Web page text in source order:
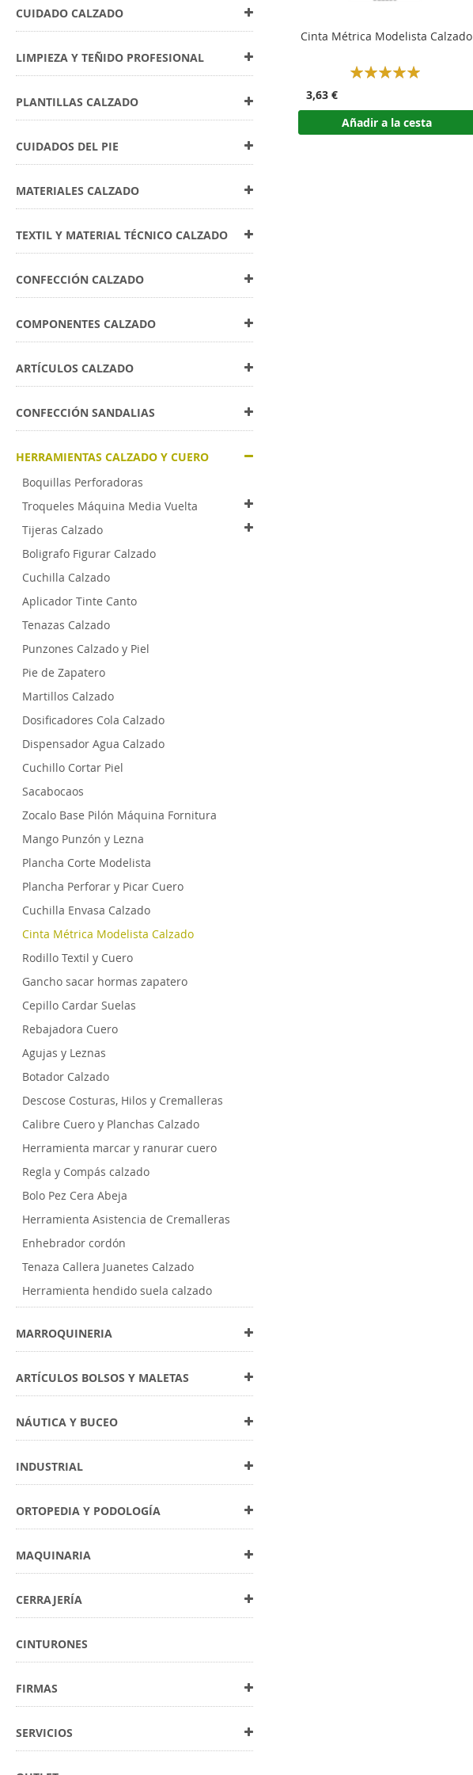
Cinta Métrica Modelista Calzado
Rating:
3,63 €
Añadir a la cesta
CUIDADO CALZADO
LIMPIEZA Y TEÑIDO PROFESIONAL
PLANTILLAS CALZADO
CUIDADOS DEL PIE
MATERIALES CALZADO
TEXTIL Y MATERIAL TÉCNICO CALZADO
CONFECCIÓN CALZADO
COMPONENTES CALZADO
ARTÍCULOS CALZADO
CONFECCIÓN SANDALIAS
HERRAMIENTAS CALZADO Y CUERO
Boquillas Perforadoras
Troqueles Máquina Media Vuelta
Tijeras Calzado
Boligrafo Figurar Calzado
Cuchilla Calzado
Aplicador Tinte Canto
Tenazas Calzado
Punzones Calzado y Piel
Pie de Zapatero
Martillos Calzado
Dosificadores Cola Calzado
Dispensador Agua Calzado
Cuchillo Cortar Piel
Sacabocaos
Zocalo Base Pilón Máquina Fornitura
Mango Punzón y Lezna
Plancha Corte Modelista
Plancha Perforar y Picar Cuero
Cuchilla Envasa Calzado
Cinta Métrica Modelista Calzado
Rodillo Textil y Cuero
Gancho sacar hormas zapatero
Cepillo Cardar Suelas
Rebajadora Cuero
Agujas y Leznas
Botador Calzado
Descose Costuras, Hilos y Cremalleras
Calibre Cuero y Planchas Calzado
Herramienta marcar y ranurar cuero
Regla y Compás calzado
Bolo Pez Cera Abeja
Herramienta Asistencia de Cremalleras
Enhebrador cordón
Tenaza Callera Juanetes Calzado
Herramienta hendido suela calzado
MARROQUINERIA
ARTÍCULOS BOLSOS Y MALETAS
NÁUTICA Y BUCEO
INDUSTRIAL
ORTOPEDIA Y PODOLOGÍA
MAQUINARIA
CERRAJERÍA
CINTURONES
FIRMAS
SERVICIOS